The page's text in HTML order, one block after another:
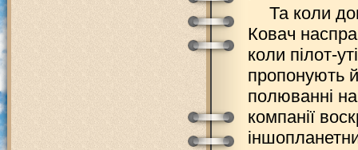
Та коли
Ковач
коли пілот-
пропонують
полюванні
компанії